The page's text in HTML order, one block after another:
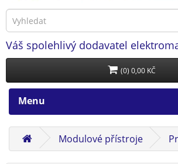
Váš spolehlivý dodavatel
(0) 0,00 KČ
Menu
Modulové přístroje